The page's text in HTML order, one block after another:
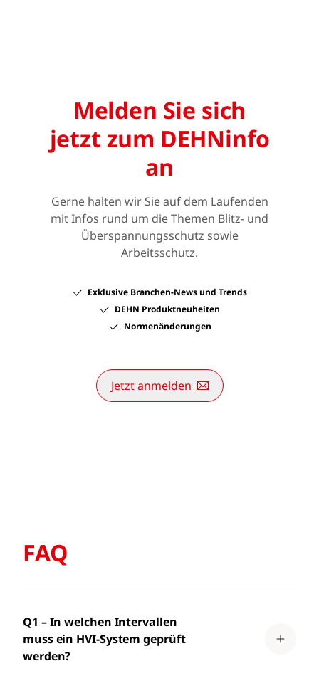
Melden Sie sich
jetzt zum DEHNinfo
an
Gerne halten wir Sie auf dem Laufenden
mit Infos rund um die Themen Blitz- und
Überspannungsschutz sowie
Arbeitsschutz.
Exklusive Branchen-News und Trends
DEHN Produktneuheiten
Normenänderungen
Jetzt anmelden
FAQ
Q1 – In welchen Intervallen
muss ein HVI-System geprüft
werden?